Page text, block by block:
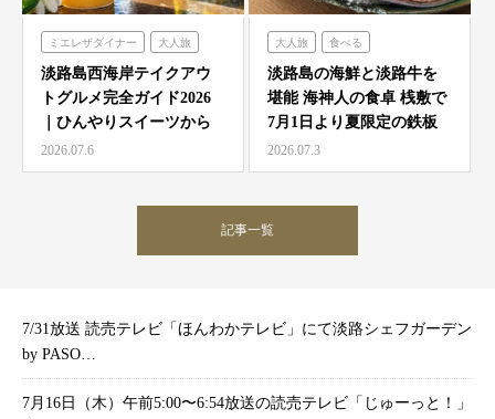
ミエレザダイナー 大人旅
家族旅 食べる
ハローキティスマイル
ミエレザガーデン
ハローキティショーボックス
淡路島西海岸テイクアウ
トグルメ完全ガイド2026
｜ひんやりスイーツから
絶品グルメまで徹底紹…
2026.07.6
大人旅 食べる
海神人の食卓
淡路島の海鮮と淡路牛を
堪能 海神人の食卓 桟敷で
7月1日より夏限定の鉄板
焼きコース4種が登…
2026.07.3
記事一覧
7/31放送 読売テレビ「ほんわかテレビ」にて淡路シェフガーデン
by PASO…
7月16日（木）午前5:00〜6:54放送の読売テレビ「じゅーっと！」